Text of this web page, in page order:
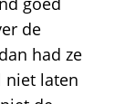
de
had ze
niet laten